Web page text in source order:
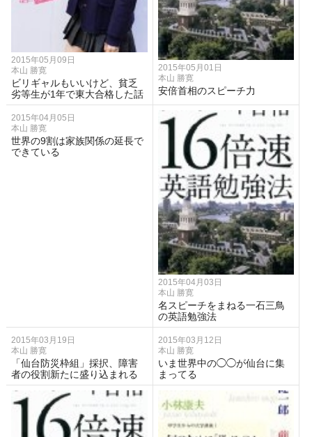
2015年05月09日
本山 勝寛
ビリギャルもいいけど、貧乏
劣等生が1年で東大合格した話
2015年05月01日
本山 勝寛
安倍首相のスピーチ力
2015年04月05日
本山 勝寛
世界の9割は家族関係の延長で
できている
2015年04月03日
本山 勝寛
名スピーチをまねる一石三鳥
の英語勉強法
2015年03月19日
本山 勝寛
「仙台防災枠組」採択、障害
者の役割新たに盛り込まれる
2015年03月12日
本山 勝寛
いま世界中の◯◯が仙台に集
まってる